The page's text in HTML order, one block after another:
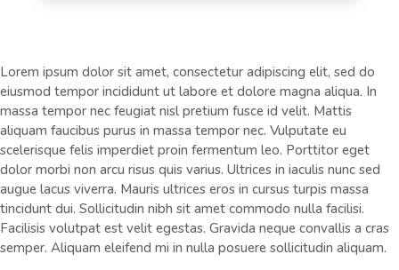
Lorem ipsum dolor sit amet, consectetur adipiscing elit, sed do
eiusmod tempor incididunt ut labore et dolore magna aliqua. In
massa tempor nec feugiat nisl pretium fusce id velit. Mattis
aliquam faucibus purus in massa tempor nec. Vulputate eu
scelerisque felis imperdiet proin fermentum leo. Porttitor eget
dolor morbi non arcu risus quis varius. Ultrices in iaculis nunc sed
augue lacus viverra. Mauris ultrices eros in cursus turpis massa
tincidunt dui. Sollicitudin nibh sit amet commodo nulla facilisi.
Facilisis volutpat est velit egestas. Gravida neque convallis a cras
semper. Aliquam eleifend mi in nulla posuere sollicitudin aliquam.